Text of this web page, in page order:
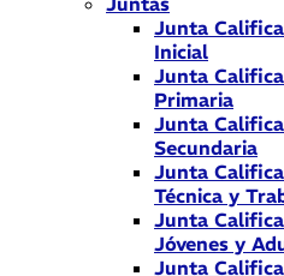
Junta
Inicial
Junta
Primaria
Junta
Secundaria
Junta
Técnica y
Junta
Jóvenes y
Junta